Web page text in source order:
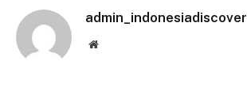
admin_indonesiadiscover
Website